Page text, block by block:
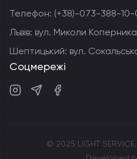
Телефон: (+38)-073-388-10-
Львів: вул. Миколи
Шептицький: вул.
Соцмережі
© 2025 LIGHT